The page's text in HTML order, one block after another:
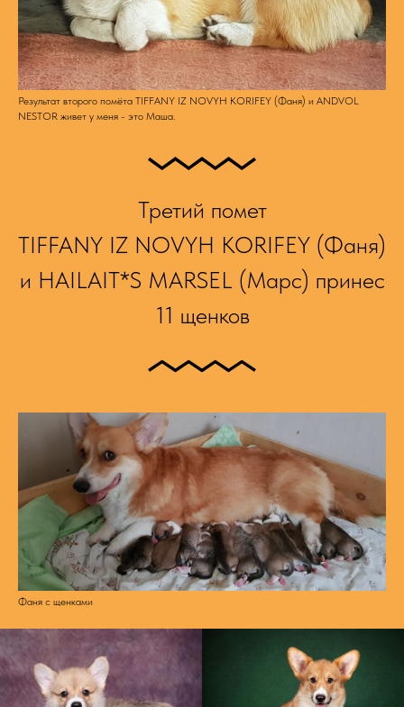
Результат второго помёта TIFFANY IZ NOVYH KORIFEY (Фаня) и ANDVOL
NESTOR живет у меня - это Маша.
Третий помет
TIFFANY IZ NOVYH KORIFEY (Фаня)
и HAILAIT*S MARSEL (Марс) принес
11 щенков
Фаня с щенками